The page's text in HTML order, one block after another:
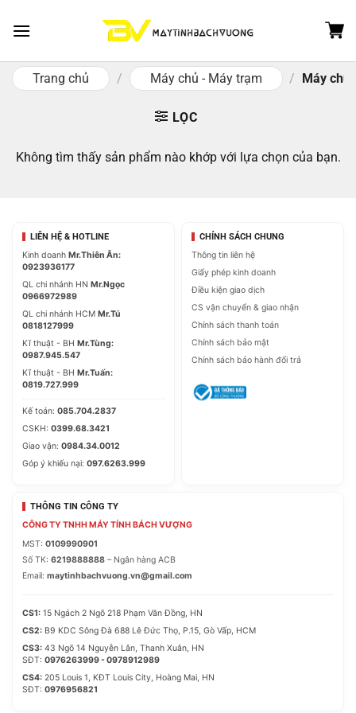
Trang chủ
/ Máy chủ - Máy trạm / Máy chủ
LỌC
Không tìm thấy sản phẩm nào khớp với lựa chọn của bạn.
LIÊN HỆ & HOTLINE
Kinh doanh Mr.Thiên Ân:
0923936177
QL chi nhánh HN Mr.Ngọc
0966972989
QL chi nhánh HCM Mr.Tú
0818127999
Kĩ thuật - BH Mr.Tùng:
0987.945.547
Kĩ thuật - BH Mr.Tuấn:
0819.727.999
Kế toán: 085.704.2837
CSKH: 0399.68.3421
Giao vận: 0984.34.0012
Góp ý khiếu nại: 097.6263.999
CHÍNH SÁCH CHUNG
Thông tin liên hệ
Giấy phép kinh doanh
Điều kiện giao dịch
CS vận chuyển & giao nhận
Chính sách thanh toán
Chính sách bảo mật
Chính sách bảo hành đổi trả
THÔNG TIN CÔNG TY
CÔNG TY TNHH MÁY TÍNH BÁCH VƯỢNG
MST: 0109990901
Số TK: 6219888888 – Ngân hàng ACB
Email: maytinhbachvuong.vn@gmail.com
CS1: 15 Ngách 2 Ngõ 218 Phạm Văn Đồng, HN
CS2: B9 KDC Sông Đà 688 Lê Đức Thọ, P.15, Gò Vấp, HCM
CS3: 43 Ngõ 14 Nguyễn Lân, Thanh Xuân, HN
SĐT: 0976263999 - 0978912989
CS4: 205 Louis 1, KĐT Louis City, Hoàng Mai, HN
SĐT: 0976956821